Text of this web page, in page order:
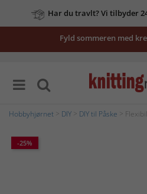
Har du travlt? Vi tilbyder
Fyld sommeren med
Hobbyhjørnet DIY DIY til Påske >
-25%